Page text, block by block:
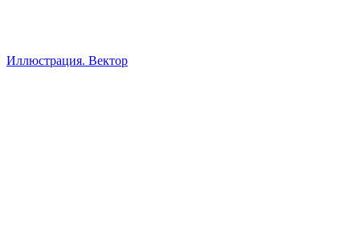
Иллюстрация. Вектор